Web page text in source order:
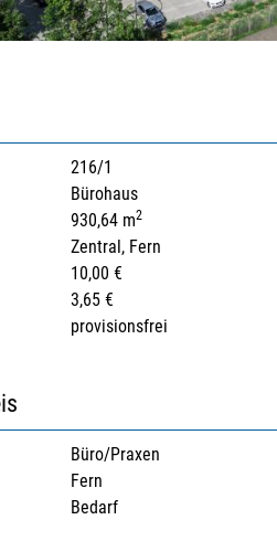
216/1
Bürohaus
930,64 m2
Zentral, Fern
10,00 €
3,65 €
provisionsfrei
Büro/Praxen
Fern
Bedarf